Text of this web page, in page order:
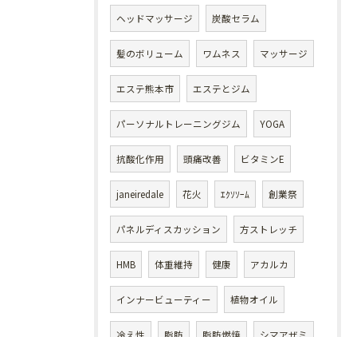
ヘッドマッサージ 炭酸セラム
髪のボリューム ワムネス マッサージ
エステ熊本市 エステとジム
パーソナルトレーニングジム YOGA
抗酸化作用 頭痛改善 ビタミンE
janeiredale 花火 ｴｸｿｿｰﾑ 創業祭
パネルディスカッション 方ストレッチ
HMB 体重維持 健康 アカルカ
インナービューティー 植物オイル
冷え性 脂肪 脂肪燃焼 シマアザミ